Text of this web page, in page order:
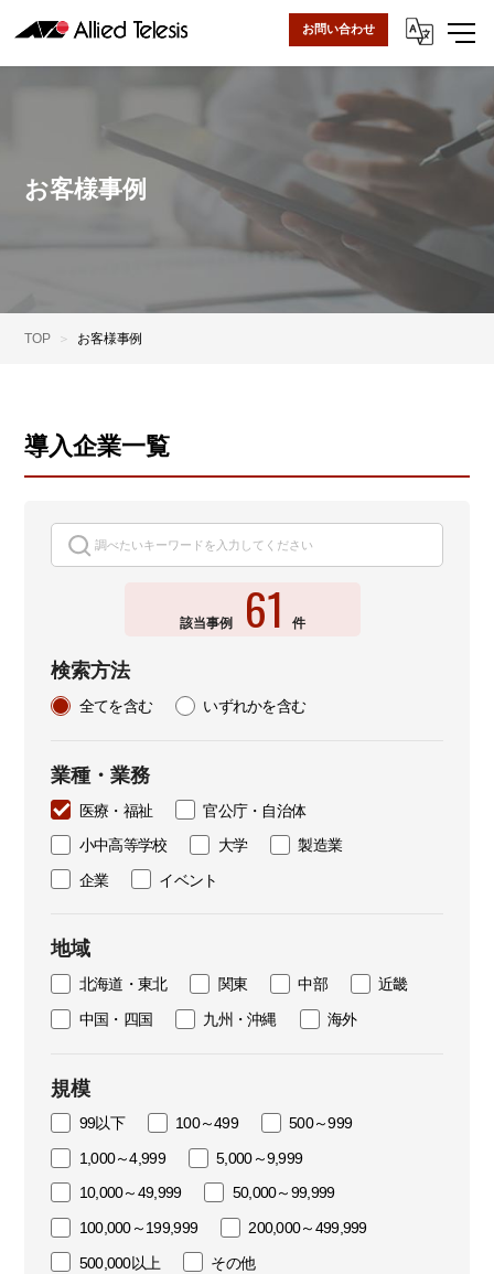
お問い合わせ
お客様事例
TOP お客様事例
導入企業一覧
該当事例 61 件
検索方法
全てを含む いずれかを含む
業種・業務
医療・福祉
官公庁・自治体
小中高等学校
大学
製造業
企業
イベント
地域
北海道・東北 関東 中部
近畿
中国・四国
九州・沖縄 海外
規模
99以下 100～499
500～999
1,000～4,999
5,000～9,999
10,000～49,999
50,000～99,999
100,000～199,999
200,000～499,999
500,000以上
その他